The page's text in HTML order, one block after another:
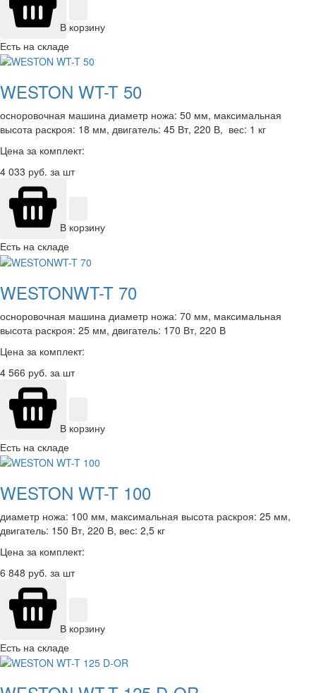
В корзину
Есть на складе
WESTON WT-T 50
осноровочная машина диаметр ножа: 50 мм, максимальная
высота раскроя: 18 мм, двигатель: 45 Вт, 220 В, вес: 1 кг
Цена за комплект:
4 033 руб. за шт
В корзину
Есть на складе
WESTONWT-T 70
осноровочная машина диаметр ножа: 70 мм, максимальная
высота раскроя: 25 мм, двигатель: 170 Вт, 220 В
Цена за комплект:
4 566 руб. за шт
В корзину
Есть на складе
WESTON WT-T 100
диаметр ножа: 100 мм, максимальная высота раскроя: 25 мм,
двигатель: 150 Вт, 220 В, вес: 2,5 кг
Цена за комплект:
6 848 руб. за шт
В корзину
Есть на складе